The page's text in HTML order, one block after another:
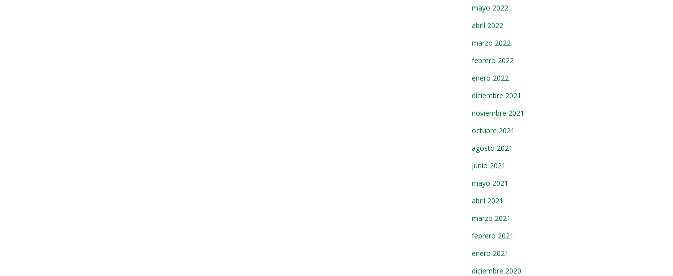
mayo 2022
abril 2022
marzo 2022
febrero 2022
enero 2022
diciembre 2021
noviembre 2021
octubre 2021
agosto 2021
junio 2021
mayo 2021
abril 2021
marzo 2021
febrero 2021
enero 2021
diciembre 2020